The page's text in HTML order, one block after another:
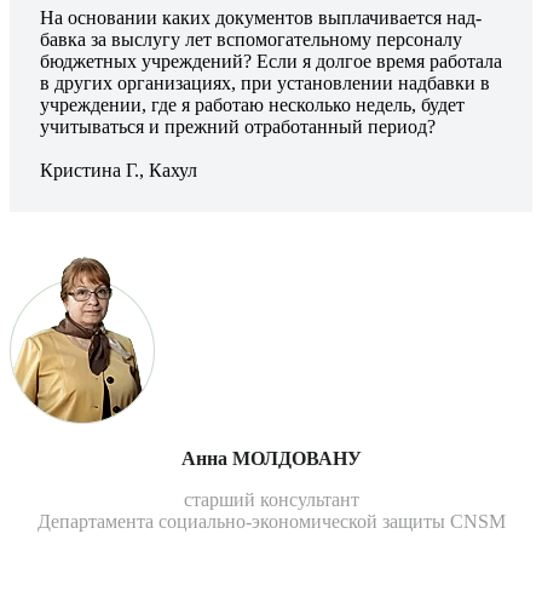
На основании каких документов выплачивается над­
бавка за выслугу лет вспомогательному персоналу
бюд­жетных учреждений? Если я долгое время работала
в дру­гих организациях, при установлении надбавки в
учрежде­нии, где я работаю несколько недель, будет
учитываться и прежний отработанный период?
Кристина Г., Кахул
Анна МОЛДОВАНУ
старший консультант
Департамента социально-экономической защиты CNSM